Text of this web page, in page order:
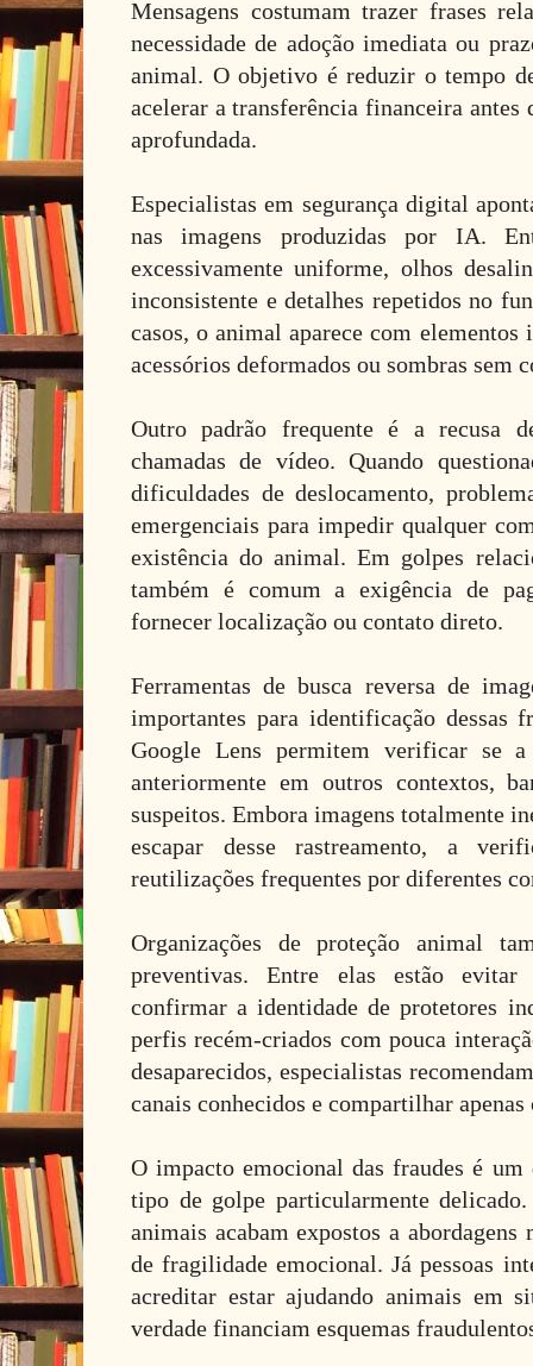
Mensagens costumam trazer frases
necessidade de adoção imediata ou
animal. O objetivo é reduzir o tempo
acelerar a transferência financeira
aprofundada.
Especialistas em segurança digital
nas imagens produzidas por IA.
excessivamente uniforme, olhos
inconsistente e detalhes repetidos no
casos, o animal aparece com
acessórios deformados ou sombras sem
Outro padrão frequente é a recusa
chamadas de vídeo. Quando
dificuldades de deslocamento,
emergenciais para impedir qualquer
existência do animal. Em golpes
também é comum a exigência de
fornecer localização ou contato direto.
Ferramentas de busca reversa de
importantes para identificação dessas
Google Lens permitem verificar se
anteriormente em outros contextos,
suspeitos. Embora imagens totalmente
escapar desse rastreamento, a
reutilizações frequentes por diferentes
Organizações de proteção animal
preventivas. Entre elas estão evitar
confirmar a identidade de protetores
perfis recém-criados com pouca
desaparecidos, especialistas
canais conhecidos e compartilhar
O impacto emocional das fraudes é um
tipo de golpe particularmente
animais acabam expostos a
de fragilidade emocional. Já pessoas
acreditar estar ajudando animais em
verdade financiam esquemas